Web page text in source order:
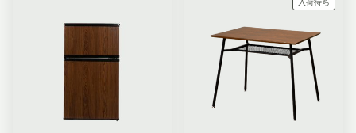
入荷待ち